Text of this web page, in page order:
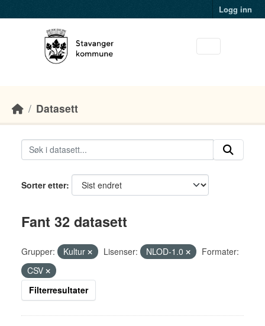
Logg inn
Datasett
Sorter etter
Fant 32 datasett
Grupper: Kultur Lisenser: NLOD-1.0
Formater:
CSV
Filterresultater